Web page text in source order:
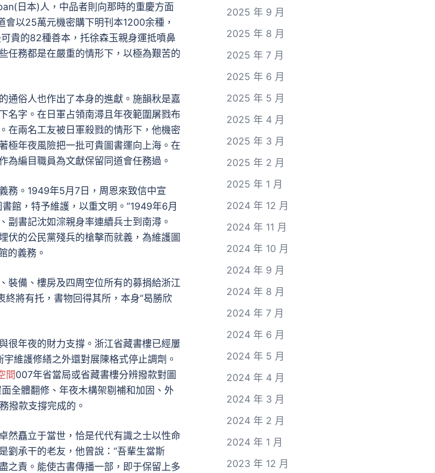
日本)人，中品者則向那時的重慶方面
以25萬元機密購下明刊本1200余種，
貴的82種善本，托徐森玉親身運抵噴鼻
任務都是在嚴重的情形下，以極為艱苦的
通俗人也作出了本身的進獻。施韻秋是嘉
名字。在日軍占領南潯且年夜範圍屠戮布
在兩名工友被日軍殺戮的情形下，他機密
極年夜風險把一批可貴圖書運向上海。在
為編目職員為文獻保留同道會任務過。
務。1949年5月7日，周恩來致信中宣
館，特予維護，以重文明。”1949年6月
副書記沈如淙親身率連續兵士到南潯。
伏的公民黨殘兵的槍擊而就義，為維護圖
的義務。
裝備、樓房及四周空位所有的募捐給浙江
終將有托，書物回得其所，本身“曷勝欣
很年夜的財力支撐。浙江省藏書樓已經屢
維護修繕之外還對展陳格式停止調劑。
間007年省當局或省藏書樓分辨撥款對圖
全體翻修、年夜木構架剔補和加固、外
撥款支撐完成的。
然矗立于當世，恰是代代有識之士以性命
劉承干的老友，他曾說：“吾輩生當斯
之責。能使古書傳播一部，即于保留上多
2025 年 9 月
2025 年 8 月
2025 年 7 月
2025 年 6 月
2025 年 5 月
2025 年 4 月
2025 年 3 月
2025 年 2 月
2025 年 1 月
2024 年 12 月
2024 年 11 月
2024 年 10 月
2024 年 9 月
2024 年 8 月
2024 年 7 月
2024 年 6 月
2024 年 5 月
2024 年 4 月
2024 年 3 月
2024 年 2 月
2024 年 1 月
2023 年 12 月